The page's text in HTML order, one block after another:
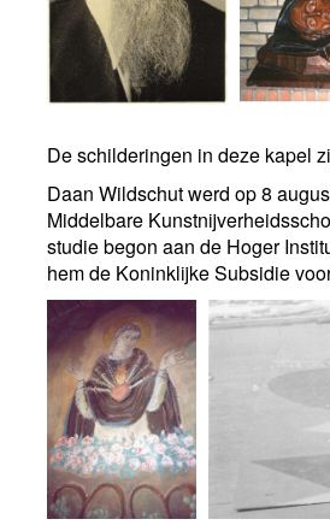
De schilderingen in deze kapel
Daan Wildschut werd op 8
Middelbare
studie begon aan de Hoger
hem de Koninklijke Subsidie